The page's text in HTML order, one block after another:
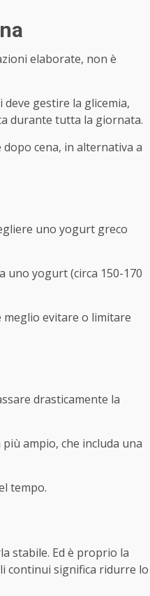
elaborate, non è
gestire la glicemia,
durante tutta la giornata.
cena, in alternativa a
uno yogurt greco
uno yogurt (circa 150-170
meglio evitare o limitare
drasticamente la
ampio, che includa una
tempo.
stabile. Ed è proprio la
continui significa ridurre lo